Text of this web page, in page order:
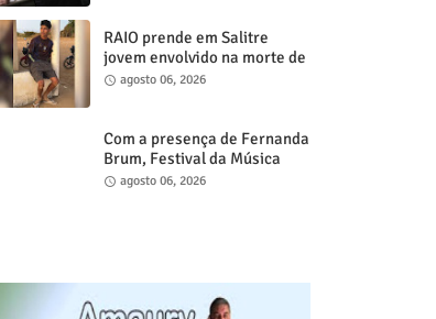
RAIO prende em Salitre
jovem envolvido na morte de
psicóloga em Missão Velha
agosto 06, 2026
Com a presença de Fernanda
Brum, Festival da Música
Gospel de Juazeiro do Norte
agosto 06, 2026